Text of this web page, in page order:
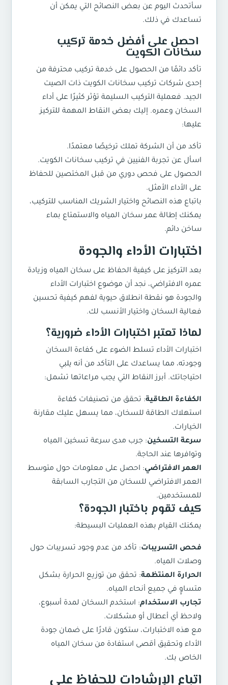
سأتحدث اليوم عن بعض النصائح التي يمكن أن
تساعدك في ذلك.
احصل على أفضل خدمة تركيب
سخانات الكويت
تأكد دائمًا من الحصول على خدمة تركيب محترفة من
إحدى شركات تركيب سخانات الكويت ذات الصيت
الجيد. فعملية التركيب السليمة تؤثر كثيرًا على أداء
السخان وعمره. إليك بعض النقاط المهمة للتركيز
عليها:
تأكد من أن الشركة تملك ترخيصًا معتمدًا.
اسأل عن تجربة الفنيين في تركيب سخانات الكويت.
الحصول على فحص دوري من قبل المختصين للحفاظ
على الأداء الأمثل.
باتباع هذه النصائح واختيار الشريك المناسب للتركيب،
يمكنك إطالة عمر سخان المياه والاستمتاع بماء
ساخن دائم.
اختبارات الأداء والجودة
بعد التركيز على كيفية الحفاظ على سخان المياه وزيادة
عمره الافتراضي، نجد أن موضوع اختبارات الأداء
والجودة هو نقطة انطلاق حيوية لفهم كيفية تحسين
فعالية السخان واختيار الأنسب لك.
لماذا تعتبر اختبارات الأداء ضرورية؟
اختبارات الأداء تسلط الضوء على كفاءة السخان
وجودته، مما يساعدك على التأكد من أنه يلبي
احتياجاتك. أبرز النقاط التي يجب مراعاتها تشمل:
الكفاءة الطاقية: تحقق من تصنيفات كفاءة
استهلاك الطاقة للسخان، مما يسهل عليك مقارنة
الخيارات.
سرعة التسخين: جرب مدى سرعة تسخين المياه
وتوافرها عند الحاجة.
العمر الافتراضي: احصل على معلومات حول متوسط
العمر الافتراضي للسخان من التجارب السابقة
للمستخدمين.
كيف تقوم باختبار الجودة؟
يمكنك القيام بهذه العمليات البسيطة:
فحص التسريبات: تأكد من عدم وجود تسريبات حول
وصلات المياه.
الحرارة المنتظمة: تحقق من توزيع الحرارة بشكل
متساوٍ في جميع أنحاء المياه.
تجارب الاستخدام: استخدم السخان لمدة أسبوع،
ولاحظ أي أعطال أو مشكلات.
مع هذه الاختبارات، ستكون قادرًا على ضمان جودة
الأداء وتحقيق أقصى استفادة من سخان المياه
الخاص بك.
اتباع الإرشادات للحفاظ على